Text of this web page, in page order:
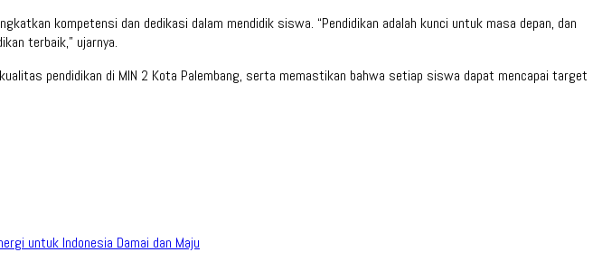
kompetensi dan dedikasi dalam mendidik siswa. “Pendidikan adalah kunci untuk masa depan, dan
terbaik,” ujarnya.
pendidikan di MIN 2 Kota Palembang, serta memastikan bahwa setiap siswa dapat mencapai target
untuk Indonesia Damai dan Maju